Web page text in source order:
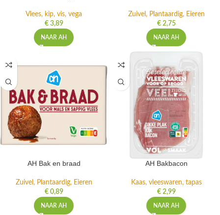
Vlees, kip, vis, vega
€3,89
NAAR AH
Zuivel, Plantaardig, Eieren
€2,75
NAAR AH
AH Bak en braad
Zuivel, Plantaardig, Eieren
€0,89
NAAR AH
AH Bakbacon
Kaas, vleeswaren, tapas
€2,99
NAAR AH